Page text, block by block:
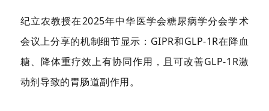
纪立农教授在2025年中华医学会糖尿病学分会学术
会议上分享的机制细节显示：GIPR和GLP-1R在降血
糖、降体重疗效上有协同作用，且可改善GLP-1R激
动剂导致的胃肠道副作用。